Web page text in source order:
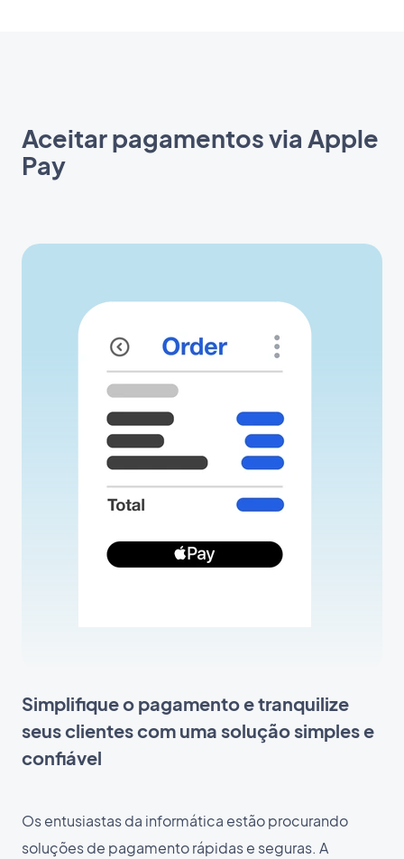
Aceitar pagamentos via Apple
Pay
Simplifique o pagamento e tranquilize
seus clientes com uma solução simples e
confiável
Os entusiastas da informática estão procurando
soluções de pagamento rápidas e seguras. A